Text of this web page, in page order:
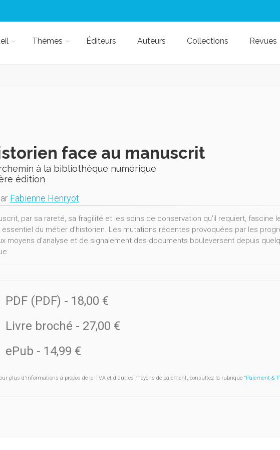
Thèmes Éditeurs Auteurs Collections Revues
face au manuscrit
à la bibliothèque numérique
édition
Fabienne Henryot
par sa rareté, sa fragilité et les soins de conservation qu'il requiert, fascine
du métier d’historien. Les mutations récentes provoquées par les
moyens d’analyse et de signalement des documents bouleversent depuis
grâce aux bases de données archivistiques, de l’analyse et de l’édition
offertes au signalement dans des réservoirs documentaires accessibles
l’histoire.
PDF (PDF) - 18,00 €
Livre broché - 27,00 €
ePub - 14,99 €
plus d'informations à propos de la TVA et d'autres moyens de paiement, consultez la rubrique "Paiement &